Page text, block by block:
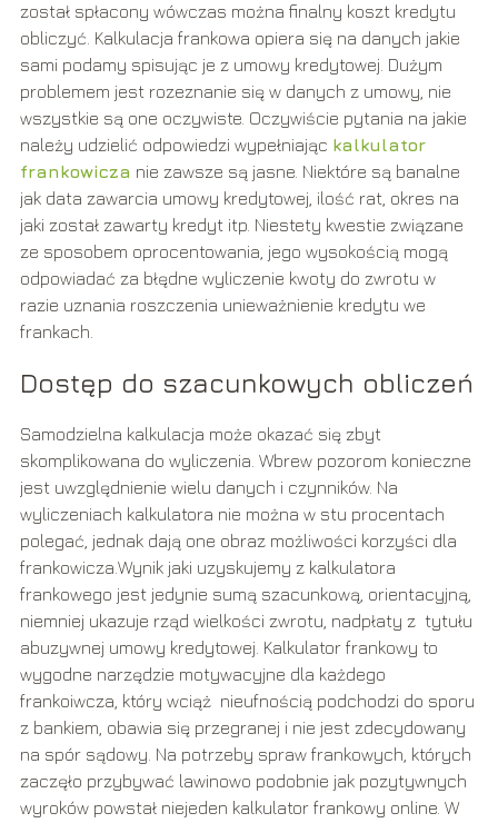
został spłacony wówczas można finalny koszt kredytu
obliczyć. Kalkulacja frankowa opiera się na danych jakie
sami podamy spisując je z umowy kredytowej. Dużym
problemem jest rozeznanie się w danych z umowy, nie
wszystkie są one oczywiste. Oczywiście pytania na jakie
należy udzielić odpowiedzi wypełniając kalkulator
frankowicza nie zawsze są jasne. Niektóre są banalne
jak data zawarcia umowy kredytowej, ilość rat, okres na
jaki został zawarty kredyt itp. Niestety kwestie związane
ze sposobem oprocentowania, jego wysokością mogą
odpowiadać za błędne wyliczenie kwoty do zwrotu w
razie uznania roszczenia unieważnienie kredytu we
frankach.
Dostęp do szacunkowych obliczeń
Samodzielna kalkulacja może okazać się zbyt
skomplikowana do wyliczenia. Wbrew pozorom konieczne
jest uwzględnienie wielu danych i czynników. Na
wyliczeniach kalkulatora nie można w stu procentach
polegać, jednak dają one obraz możliwości korzyści dla
frankowicza.Wynik jaki uzyskujemy z kalkulatora
frankowego jest jedynie sumą szacunkową, orientacyjną,
niemniej ukazuje rząd wielkości zwrotu, nadpłaty z tytułu
abuzywnej umowy kredytowej. Kalkulator frankowy to
wygodne narzędzie motywacyjne dla każdego
frankoiwcza, który wciąż nieufnością podchodzi do sporu
z bankiem, obawia się przegranej i nie jest zdecydowany
na spór sądowy. Na potrzeby spraw frankowych, których
zaczęło przybywać lawinowo podobnie jak pozytywnych
wyroków powstał niejeden kalkulator frankowy online. W